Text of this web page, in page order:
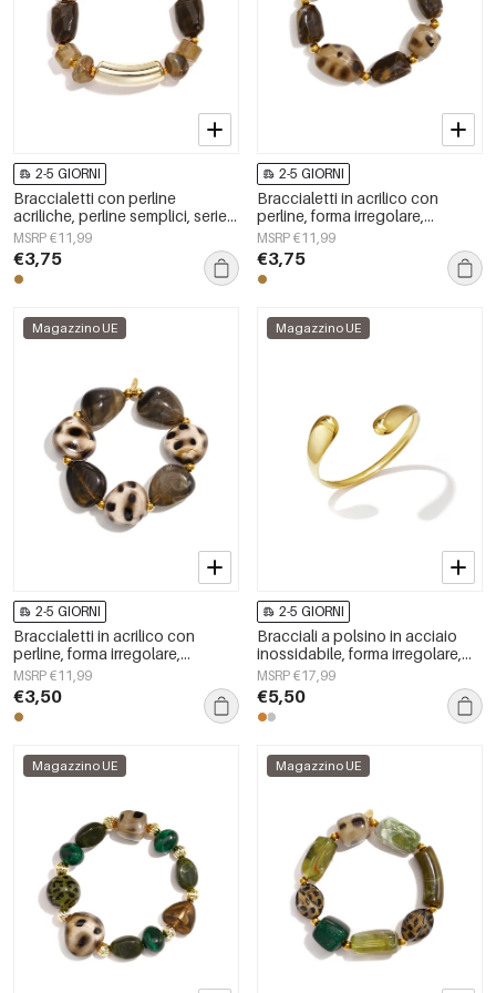
2-5 GIORNI
Braccialetti con perline
acriliche, perline semplici, serie
Simple Daily, gioielli da donna
MSRP €11,99
€3,75
2-5 GIORNI
Braccialetti in acrilico con
perline, forma irregolare,
semplici, per tutti i giorni, serie
Simple, gioielli da donna
MSRP €11,99
€3,75
Magazzino UE
2-5 GIORNI
Braccialetti in acrilico con
perline, forma irregolare,
semplici, per tutti i giorni, serie
Simple, gioielli da donna
MSRP €11,99
€3,50
Magazzino UE
2-5 GIORNI
Bracciali a polsino in acciaio
inossidabile, forma irregolare,
semplici, per tutti i giorni, serie
Simple, gioielli da donna
MSRP €17,99
€5,50
Magazzino UE Magazzino UE